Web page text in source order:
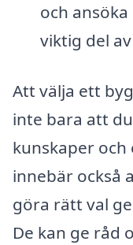
och
viktig del
Att välja ett
inte bara att
kunskaper
innebär också
göra rätt val
De kan ge råd